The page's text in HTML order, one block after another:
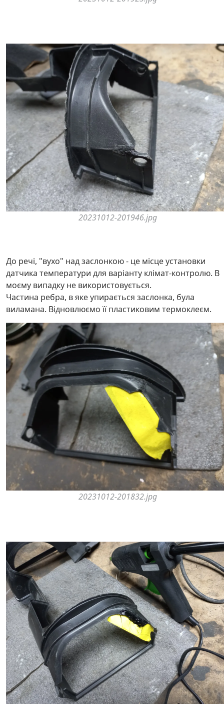
20231012-201946.jpg
До речі, "вухо" над заслонкою - це місце установки
датчика температури для варіанту клімат-контролю. В
моєму випадку не використовується.
Частина ребра, в яке упирається заслонка, була
виламана. Відновлюємо її пластиковим термоклеєм.
20231012-201832.jpg